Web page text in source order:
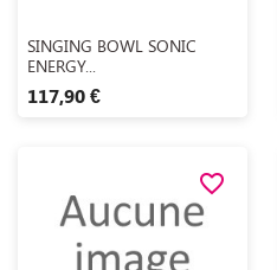
Aperçu rapide
SINGING BOWL SONIC
ENERGY...
117,90 €
favorite_border